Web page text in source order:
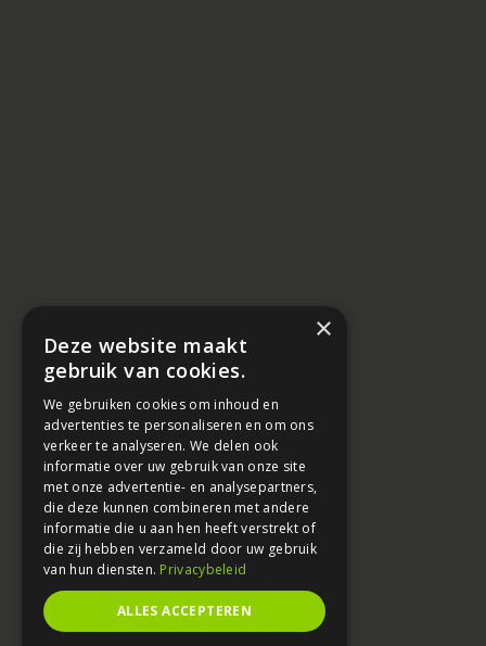
×
Deze website maakt
gebruik van cookies.
We gebruiken cookies om inhoud en
advertenties te personaliseren en om ons
verkeer te analyseren. We delen ook
informatie over uw gebruik van onze site
met onze advertentie- en analysepartners,
die deze kunnen combineren met andere
informatie die u aan hen heeft verstrekt of
die zij hebben verzameld door uw gebruik
van hun diensten. Privacybeleid
ALLES ACCEPTEREN